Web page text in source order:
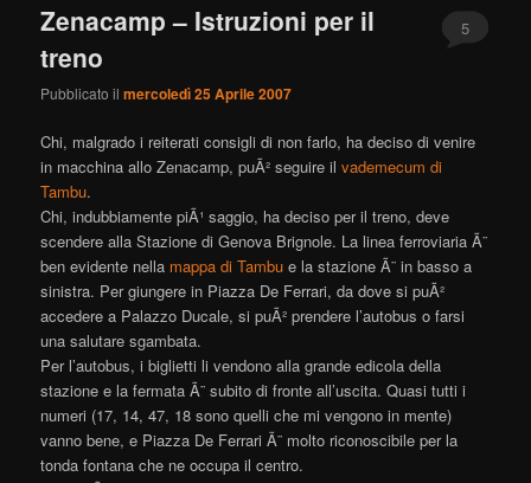
Zenacamp – Istruzioni per il
treno
Pubblicato ilmercoledì 25 Aprile 2007
5
Chi, malgrado i reiterati consigli di non farlo, ha deciso di venire
in macchina allo Zenacamp, puÃ² seguire ilvademecum di
Tambu.
Chi, indubbiamente piÃ¹ saggio, ha deciso per il treno, deve
scendere alla Stazione di Genova Brignole. La linea ferroviaria Ã¨
ben evidente nella mappa di Tambu e la stazione Ã¨ in basso a
sinistra. Per giungere in Piazza De Ferrari, da dove si puÃ²
accedere a Palazzo Ducale, si puÃ² prendere l’autobus o farsi
una salutare sgambata.
Per l’autobus, i biglietti li vendono alla grande edicola della
stazione e la fermata Ã¨ subito di fronte all’uscita. Quasi tutti i
numeri (17, 14, 47, 18 sono quelli che mi vengono in mente)
vanno bene, e Piazza De Ferrari Ã¨ molto riconoscibile per la
tonda fontana che ne occupa il centro.